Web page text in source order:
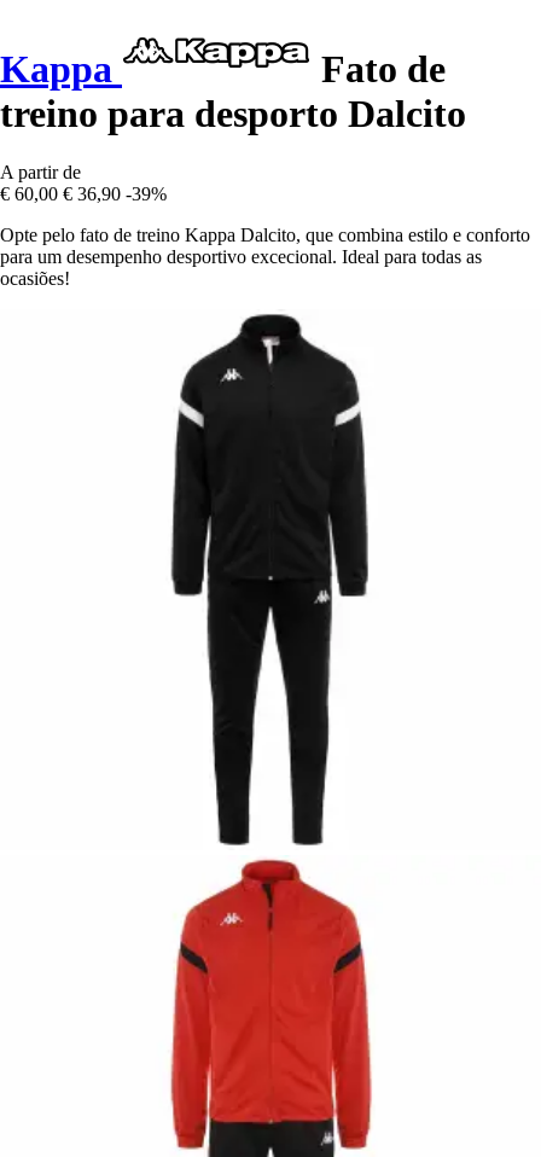
Kappa
Fato de
treino para desporto Dalcito
A partir de
€ 60,00 € 36,90 -39%
Opte pelo fato de treino Kappa Dalcito, que combina estilo e conforto
para um desempenho desportivo excecional. Ideal para todas as
ocasiões!